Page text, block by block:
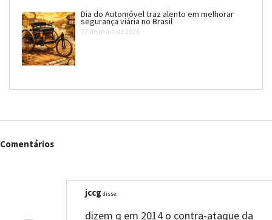
Dia do Automóvel traz alento em melhorar
segurança viária no Brasil
17 de maio de 2026
Comentários
jccgdisse:
dizem q em 2014 o contra-ataque da